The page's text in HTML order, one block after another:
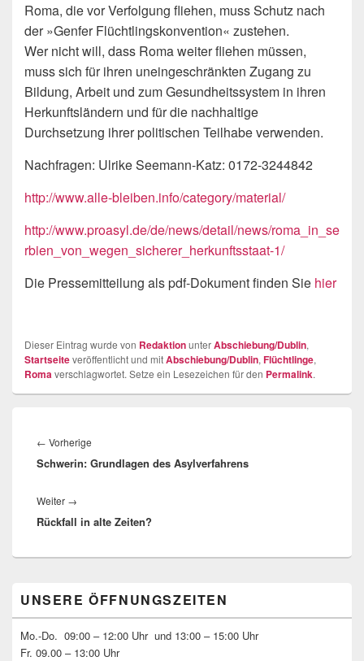
Roma, die vor Verfolgung fliehen, muss Schutz nach
der »Genfer Flüchtlingskonvention« zustehen.
Wer nicht will, dass Roma weiter fliehen müssen,
muss sich für ihren uneingeschränkten Zugang zu
Bildung, Arbeit und zum Gesundheitssystem in ihren
Herkunftsländern und für die nachhaltige
Durchsetzung ihrer politischen Teilhabe verwenden.
Nachfragen: Ulrike Seemann-Katz: 0172-3244842
http://www.alle-bleiben.info/category/material/
http://www.proasyl.de/de/news/detail/news/roma_in_se
rbien_von_wegen_sicherer_herkunftsstaat-1/
Die Pressemitteilung als pdf-Dokument finden Sie hier
Dieser Eintrag wurde von RedaktionunterAbschiebung/Dublin,
Startseiteveröffentlicht und mitAbschiebung/Dublin, Flüchtlinge,
Romaverschlagwortet. Setze ein Lesezeichen für den Permalink.
← Vorherige
Beitrag:
Schwerin: Grundlagen des Asylverfahrens
Weiter →
Beitrag:
Rückfall in alte Zeiten?
Seitenleisten-
Widgetbereich
UNSERE ÖFFNUNGSZEITEN
Mo.-Do. 09:00 – 12:00 Uhr und 13:00 – 15:00 Uhr
Fr. 09.00 – 13:00 Uhr